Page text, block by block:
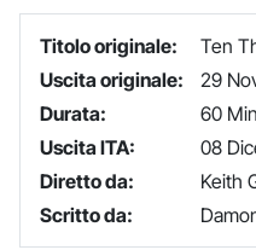
Titolo originale:
Ten
Uscita originale:
29
Durata:
60 Min
Uscita ITA:
08
Diretto da:
Keith
Scritto da: